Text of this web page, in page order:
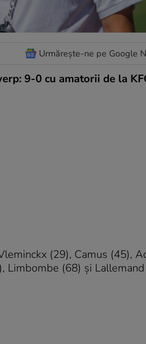
Urmărește-ne pe Google
9-0 cu amatorii de la
(29), Camus (45),
Limbombe (68) și